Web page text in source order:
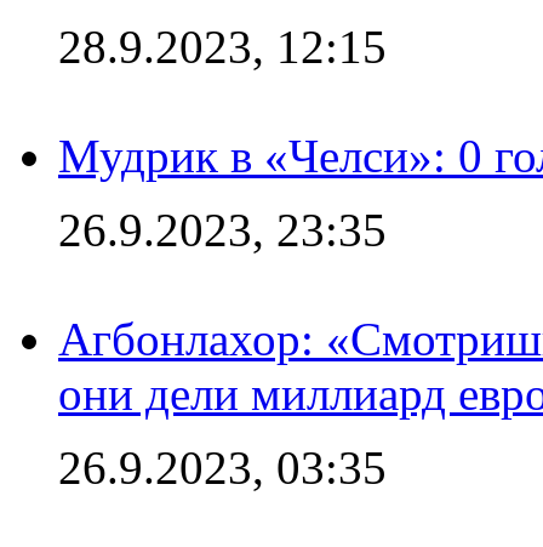
28.9.2023, 12:15
Мудрик в «Челси»: 0
26.9.2023, 23:35
Агбонлахор:
они дели миллиард
26.9.2023, 03:35